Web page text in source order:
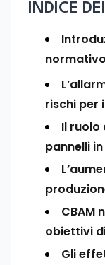
INDICE
rischi per
Il ruolo
pannelli
CBAM
obiettivi
Gli